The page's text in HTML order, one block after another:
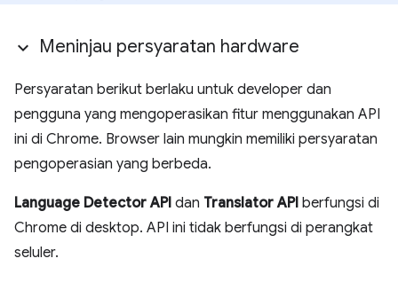
Meninjau persyaratan hardware
Persyaratan berikut berlaku untuk developer dan
pengguna yang mengoperasikan fitur menggunakan API
ini di Chrome. Browser lain mungkin memiliki persyaratan
pengoperasian yang berbeda.
Language Detector API dan Translator API berfungsi di
Chrome di desktop. API ini tidak berfungsi di perangkat
seluler.